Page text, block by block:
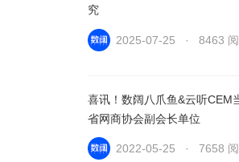
究
2025-07-25 · 8463
喜讯！数阔八爪鱼&云听CEM
省网商协会副会长单位
2022-05-25 · 7658